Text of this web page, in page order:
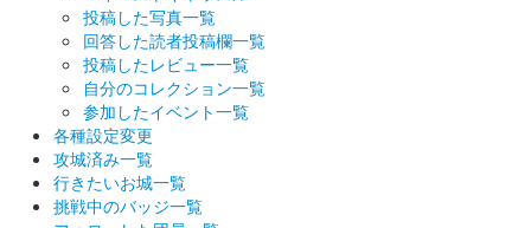
販売終了
虎伏城（和歌山城） 御城印
限定版
販売終了
投稿した写真一覧
回答した読者投稿欄一覧
投稿したレビュー一覧
自分のコレクション一覧
参加したイベント一覧
各種設定変更
攻城済み一覧
行きたいお城一覧
挑戦中のバッジ一覧